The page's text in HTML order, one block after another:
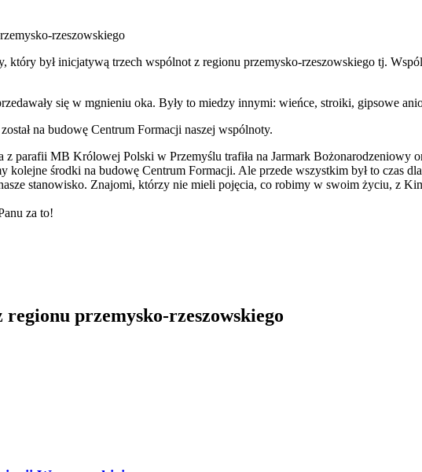
który był inicjatywą trzech wspólnot z regionu przemysko-rzeszowskiego tj.
się w mgnieniu oka. Były to miedzy innymi: wieńce, stroiki, gipsowe
na budowę Centrum Formacji naszej wspólnoty.
z parafii MB Królowej Polski w Przemyślu trafiła na Jarmark Bożonarodzeniowy
środki na budowę Centrum Formacji. Ale przede wszystkim był to czas
stanowisko. Znajomi, którzy nie mieli pojęcia, co robimy w swoim życiu, z
za to!
przemysko-rzeszowskiego